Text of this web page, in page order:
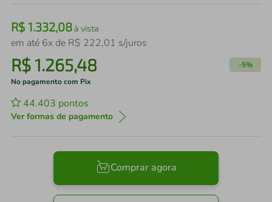
R$ 1.332,08à vista
em até 6x de R$ 222,01 s/juros
R$1.265,48 -5%
No pagamento com Pix
44.403 pontos
Ver formas de pagamento
Comprar agora